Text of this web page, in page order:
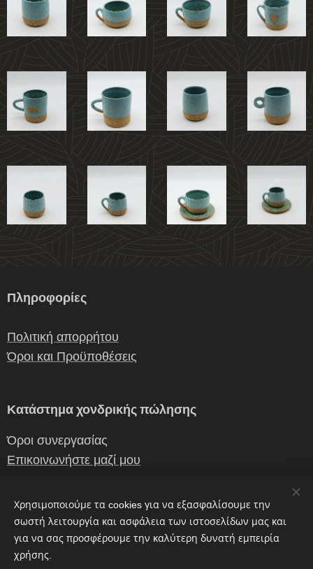
Πληροφορίες
Πολιτική απορρήτου
Όροι και Προϋποθέσεις
Κατάστημα χονδρικής πώλησης
Όροι συνεργασίας
Επικοινωνήστε μαζί μου
Επικοινωνια
erganiceramics@gmail.com
Χρησιμοποιούμε τα cookies για να εξασφαλίσουμε την
σωστή λειτουργία και ασφάλεια των ιστοσελίδων μας και
για να σας προσφέρουμε την καλύτερη δυνατή εμπειρία
χρήσης.